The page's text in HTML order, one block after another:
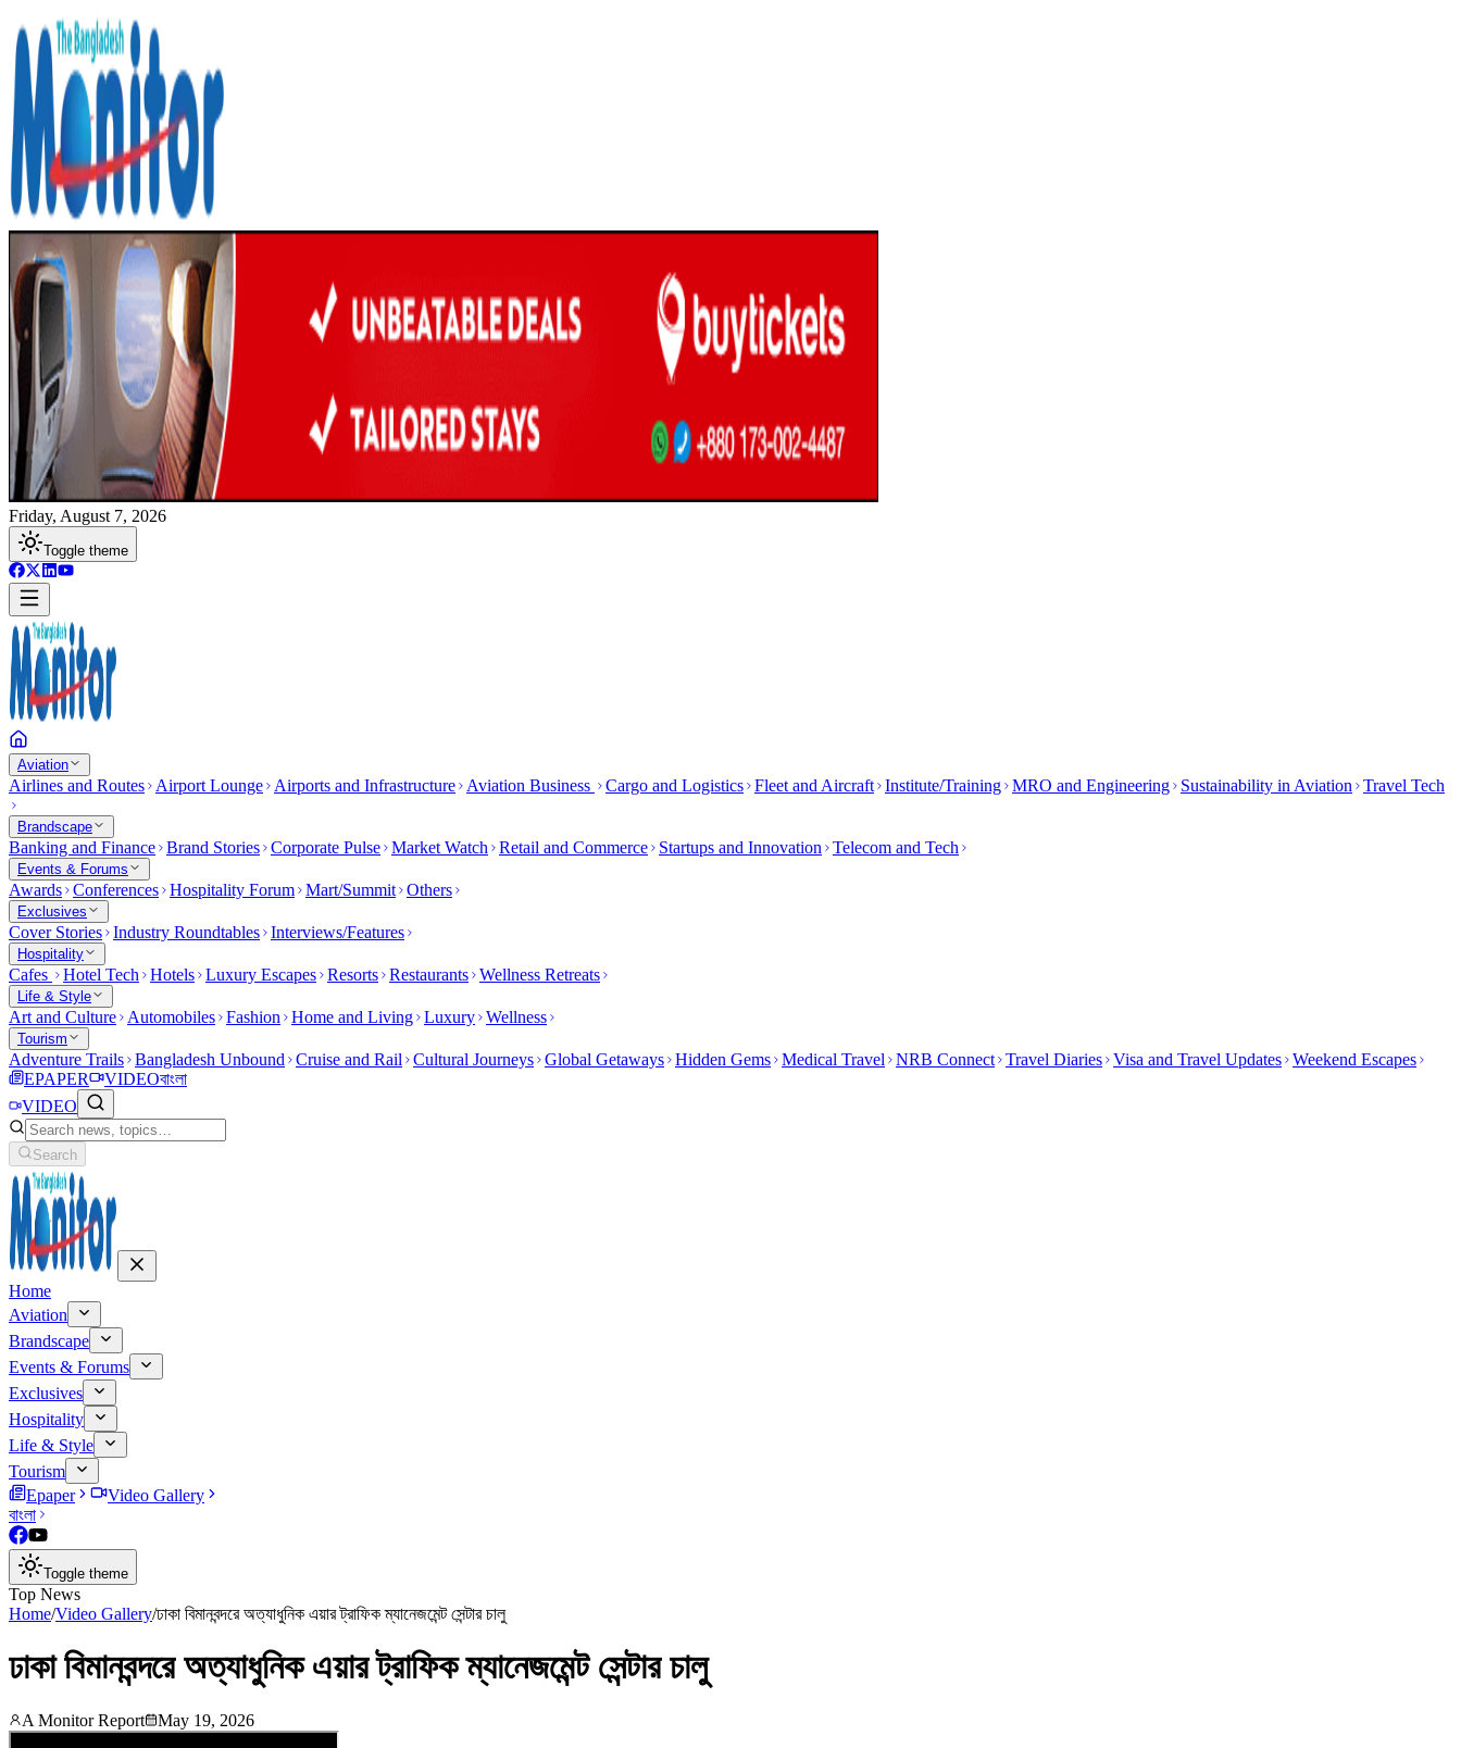
Friday, August 7, 2026
Toggle theme
Aviation
Airlines and Routes Airport Lounge Airports and Infrastructure Aviation Business Cargo and Logistics Fleet and Aircraft Institute/Training MRO and Engineering Sustainability in Aviation Travel Tech
Brandscape
Banking and Finance Brand Stories Corporate Pulse Market Watch Retail and Commerce Startups and Innovation Telecom and Tech
Events & Forums
Awards Conferences Hospitality Forum Mart/Summit Others
Exclusives
Cover Stories Industry Roundtables Interviews/Features
Hospitality
Cafes Hotel Tech Hotels Luxury Escapes Resorts Restaurants Wellness Retreats
Life & Style
Art and Culture Automobiles Fashion Home and Living Luxury Wellness
Tourism
Adventure Trails Bangladesh Unbound Cruise and Rail Cultural Journeys Global Getaways Hidden Gems Medical Travel NRB Connect Travel Diaries Visa and Travel Updates Weekend Escapes
EPAPER
VIDEOবাংলা
VIDEO
Search
Home
Aviation
Brandscape
Events & Forums
Exclusives
Hospitality
Life & Style
Tourism
Epaper
Video Gallery
বাংলা
Toggle theme
Top News
Home/Video Gallery/ঢাকা বিমানবন্দরে অত্যাধুনিক এয়ার ট্রাফিক ম্যানেজমেন্ট সেন্টার চালু
ঢাকা বিমানবন্দরে অত্যাধুনিক এয়ার ট্রাফিক ম্যানেজমেন্ট সেন্টার চালু
A Monitor Report May 19, 2026